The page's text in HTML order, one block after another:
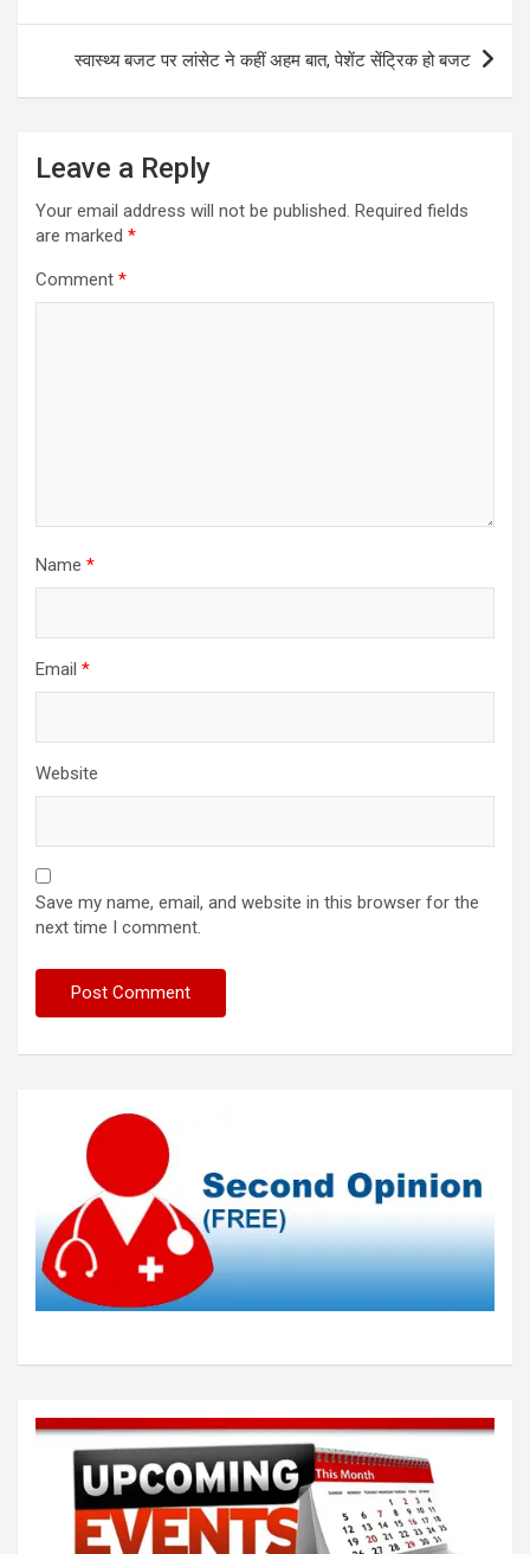
स्वास्थ्य बजट पर लांसेट ने कहीं अहम बात, पेशेंट सेंट्रिक हो बजट
Leave a Reply
Your email address will not be published. Required fields
are marked *
Comment *
Name *
Email *
Website
Save my name, email, and website in this browser for the
next time I comment.